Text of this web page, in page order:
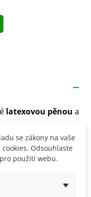
latexovou pěnou a
se zákony na vaše
Odsouhlaste
použití webu.